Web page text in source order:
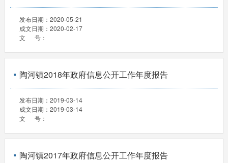
发布日期： 2020-05-21
成文日期： 2020-02-17
文 号：
陶河镇2018年政府信息公开工作年度报告
发布日期： 2019-03-14
成文日期： 2019-03-14
文 号：
陶河镇2017年政府信息公开工作年度报告